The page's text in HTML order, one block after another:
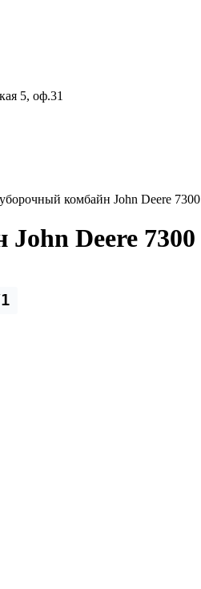
5, оф.31
комбайн John Deere 7300
Deere 7300